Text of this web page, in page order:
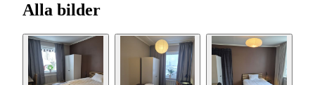
Alla bilder